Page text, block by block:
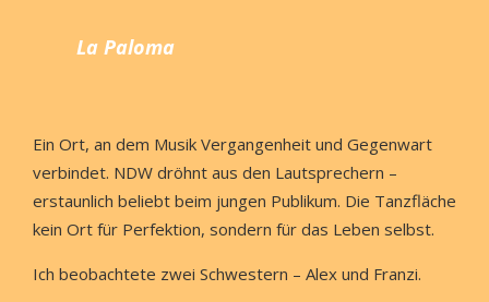
La Paloma
Ein Ort, an dem Musik Vergangenheit und Gegenwart
verbindet. NDW dröhnt aus den Lautsprechern –
erstaunlich beliebt beim jungen Publikum. Die Tanzfläche
kein Ort für Perfektion, sondern für das Leben selbst.
Ich beobachtete zwei Schwestern – Alex und Franzi.